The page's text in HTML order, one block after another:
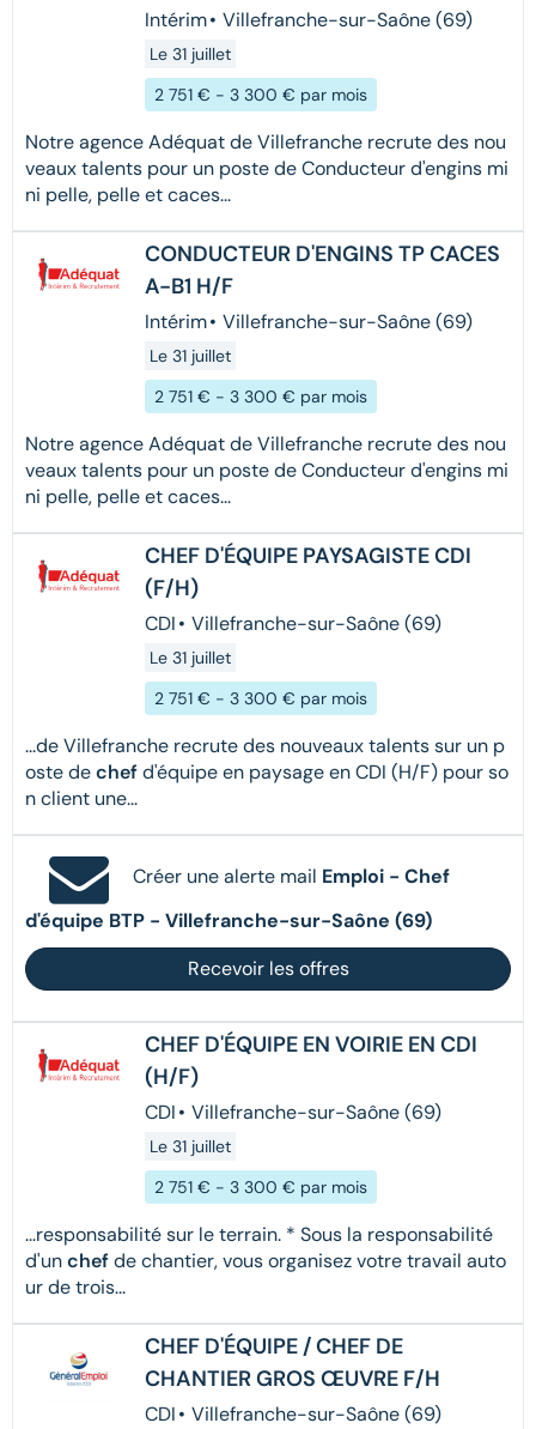
Intérim• Villefranche-sur-Saône (69)
Le 31 juillet
2 751 € - 3 300 € par mois
Notre agence Adéquat de Villefranche recrute des nou
veaux talents pour un poste de Conducteur d'engins mi
ni pelle, pelle et caces...
CONDUCTEUR D'ENGINS TP CACES
A-B1 H/F
Intérim• Villefranche-sur-Saône (69)
Le 31 juillet
2 751 € - 3 300 € par mois
Notre agence Adéquat de Villefranche recrute des nou
veaux talents pour un poste de Conducteur d'engins mi
ni pelle, pelle et caces...
CHEF D'ÉQUIPE PAYSAGISTE CDI
(F/H)
CDI• Villefranche-sur-Saône (69)
Le 31 juillet
2 751 € - 3 300 € par mois
...de Villefranche recrute des nouveaux talents sur un p
oste dechefd'équipe en paysage en CDI (H/F) pour so
n client une...
Créer une alerte mail Emploi - Chef
d'équipe BTP - Villefranche-sur-Saône (69)
Recevoir les offres
CHEF D'ÉQUIPE EN VOIRIE EN CDI
(H/F)
CDI• Villefranche-sur-Saône (69)
Le 31 juillet
2 751 € - 3 300 € par mois
...responsabilité sur le terrain. * Sous la responsabilité
d'unchefde chantier, vous organisez votre travail auto
ur de trois...
CHEF D'ÉQUIPE / CHEF DE
CHANTIER GROS ŒUVRE F/H
CDI• Villefranche-sur-Saône (69)